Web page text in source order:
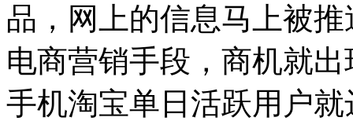
品，网上的信息马上被
电商营销手段，商机就
手机淘宝单日活跃用户